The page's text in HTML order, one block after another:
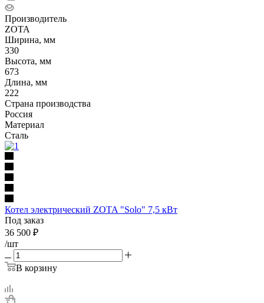
Производитель
ZOTA
Ширина, мм
330
Высота, мм
673
Длина, мм
222
Страна производства
Россия
Материал
Сталь
Котел электрический ZOTA "Solo" 7,5 кВт
Под заказ
36 500 ₽
/шт
В корзину